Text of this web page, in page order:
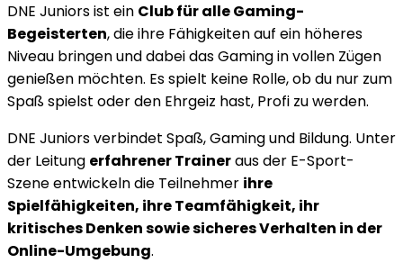
DNE Juniors ist ein Club für alle Gaming-
Begeisterten, die ihre Fähigkeiten auf ein höheres
Niveau bringen und dabei das Gaming in vollen Zügen
genießen möchten. Es spielt keine Rolle, ob du nur zum
Spaß spielst oder den Ehrgeiz hast, Profi zu werden.
DNE Juniors verbindet Spaß, Gaming und Bildung. Unter
der Leitung erfahrener Traineraus der E-Sport-
Szene entwickeln die Teilnehmer ihre
Spielfähigkeiten, ihre Teamfähigkeit, ihr
kritisches Denken sowie sicheres Verhalten in der
Online-Umgebung.